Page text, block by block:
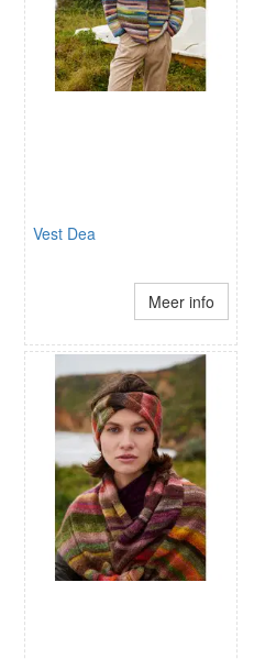
Vest Dea
Meer info